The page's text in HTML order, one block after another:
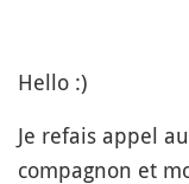
Hello :)
Je refais appel
compagnon et